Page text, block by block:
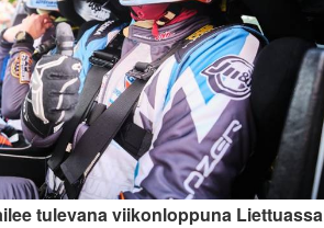
tulevana viikonloppuna Liettuassa